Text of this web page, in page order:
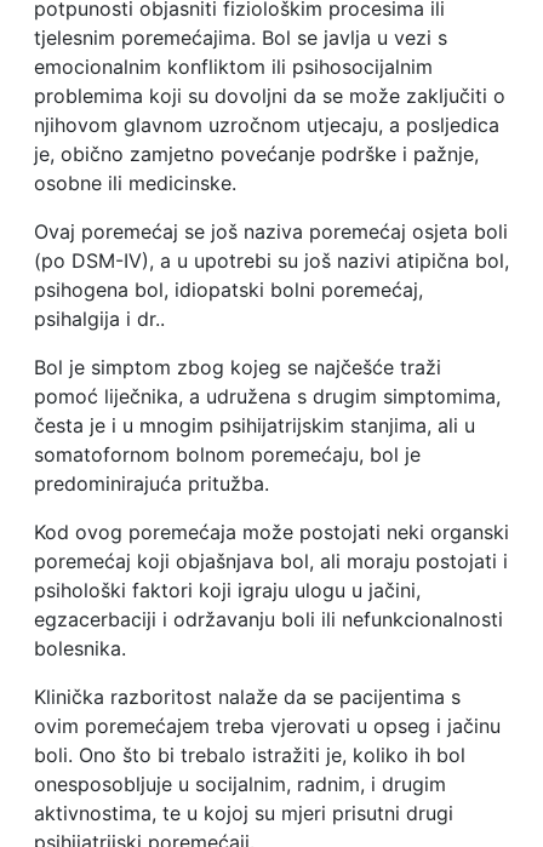
potpunosti objasniti fiziološkim procesima ili
tjelesnim poremećajima. Bol se javlja u vezi s
emocionalnim konfliktom ili psihosocijalnim
problemima koji su dovoljni da se može zaključiti o
njihovom glavnom uzročnom utjecaju, a posljedica
je, obično zamjetno povećanje podrške i pažnje,
osobne ili medicinske.
Ovaj poremećaj se još naziva poremećaj osjeta boli
(po DSM-IV), a u upotrebi su još nazivi atipična bol,
psihogena bol, idiopatski bolni poremećaj,
psihalgija i dr..
Bol je simptom zbog kojeg se najčešće traži
pomoć liječnika, a udružena s drugim simptomima,
česta je i u mnogim psihijatrijskim stanjima, ali u
somatofornom bolnom poremećaju, bol je
predominirajuća pritužba.
Kod ovog poremećaja može postojati neki organski
poremećaj koji objašnjava bol, ali moraju postojati i
psihološki faktori koji igraju ulogu u jačini,
egzacerbaciji i održavanju boli ili nefunkcionalnosti
bolesnika.
Klinička razboritost nalaže da se pacijentima s
ovim poremećajem treba vjerovati u opseg i jačinu
boli. Ono što bi trebalo istražiti je, koliko ih bol
onesposobljuje u socijalnim, radnim, i drugim
aktivnostima, te u kojoj su mjeri prisutni drugi